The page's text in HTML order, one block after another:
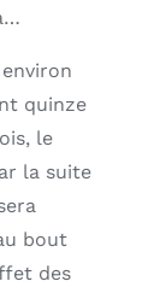
quinze
le
la suite
bout
des